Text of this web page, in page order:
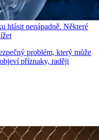
hlásit nenápadně. Některé
problém, který může
příznaky, raději